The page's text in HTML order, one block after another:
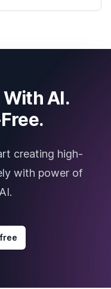
AI.
creating high-
with power of